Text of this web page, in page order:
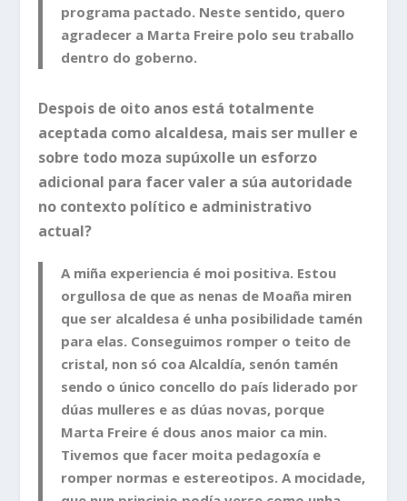
programa pactado. Neste sentido, quero
agradecer a Marta Freire polo seu traballo
dentro do goberno.
Despois de oito anos está totalmente
aceptada como alcaldesa, mais ser muller e
sobre todo moza supúxolle un esforzo
adicional para facer valer a súa autoridade
no contexto político e administrativo
actual?
A miña experiencia é moi positiva. Estou
orgullosa de que as nenas de Moaña miren
que ser alcaldesa é unha posibilidade tamén
para elas. Conseguimos romper o teito de
cristal, non só coa Alcaldía, senón tamén
sendo o único concello do país liderado por
dúas mulleres e as dúas novas, porque
Marta Freire é dous anos maior ca min.
Tivemos que facer moita pedagoxía e
romper normas e estereotipos. A mocidade,